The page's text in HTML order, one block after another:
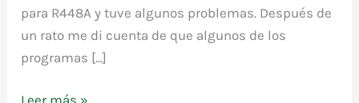
para R448A y tuve algunos problemas. Después de
un rato me di cuenta de que algunos de los
programas […]
R448A,